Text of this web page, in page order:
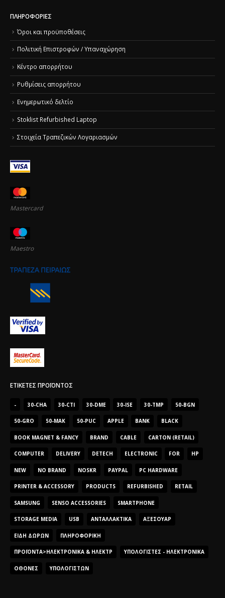
ΠΛΗΡΟΦΟΡΊΕΣ
Όροι και προϋποθέσεις
Πολιτική Επιστροφών / Υπαναχώρηση
Κέντρο απορρήτου
Ρυθμίσεις απορρήτου
Ενημερωτικό δελτίο
Stoklist Refurbished Laptop
Στοιχεία Τραπεζικών Λογαριασμών
Mastercard
Maestro
ΕΤΙΚΈΤΕΣ ΠΡΟΪΌΝΤΟΣ
- 30-CHA 30-CTI 30-DME 30-ISE 30-TMP 50-BGN
50-GRO 50-MAK 50-PUC APPLE BANK BLACK
BOOK MAGNET & FANCY BRAND CABLE CARTON (RETAIL)
COMPUTER DELIVERY DETECH ELECTRONIC FOR HP
NEW NO BRAND NOSKR PAYPAL PC HARDWARE
PRINTER & ACCESSORY PRODUCTS REFURBISHED RETAIL
SAMSUNG SENSO ACCESSORIES SMARTPHONE
STORAGE MEDIA USB ΑΝΤΑΛΛΑΚΤΙΚΆ ΑΞΕΣΟΥΆΡ
ΕΊΔΗ ΔΏΡΩΝ ΠΛΗΡΟΦΟΡΙΚΉ
ΠΡΟΪΌΝΤΑ>ΗΛΕΚΤΡΟΝΙΚΆ & ΗΛΕΚΤΡ ΥΠΟΛΟΓΙΣΤΈΣ - ΗΛΕΚΤΡΟΝΙΚΆ
ΟΘΌΝΕΣ ΥΠΟΛΟΓΙΣΤΏΝ